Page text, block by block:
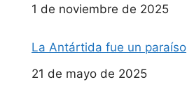
Fecha
1 de noviembre de 2025
La Antártida fue un paraíso
Fecha
21 de mayo de 2025